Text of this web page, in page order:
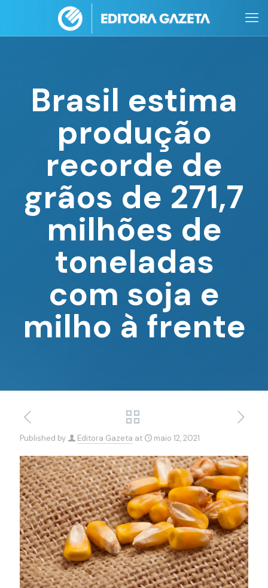
Brasil estima
produção
recorde de
grãos de 271,7
milhões de
toneladas
com soja e
milho à frente
Published by Editora Gazeta at maio 12, 2021